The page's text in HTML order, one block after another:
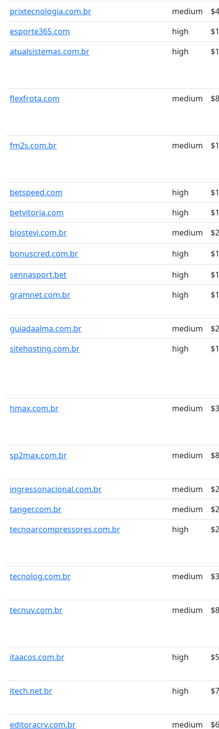
prixtecnologia.com.br
medium
esporte365.com
high
atualsistemas.com.br
high
flexfrota.com medium
fm2s.com.br medium
betspeed.com high
betvitoria.com
high
biostevi.com.br
medium
bonuscred.com.br
high
sennasport.bet
high
gramnet.com.br
high
guiadaalma.com.br medium
sitehosting.com.br
high
hmax.com.br medium
sp2max.com.br medium
ingressonacional.com.br medium
tanger.com.br
medium
tecnoarcompressores.com.br
high
tecnolog.com.br medium
tecnuv.com.br medium
itaacos.com.br high
itech.net.br high
editoracrv.com.br medium